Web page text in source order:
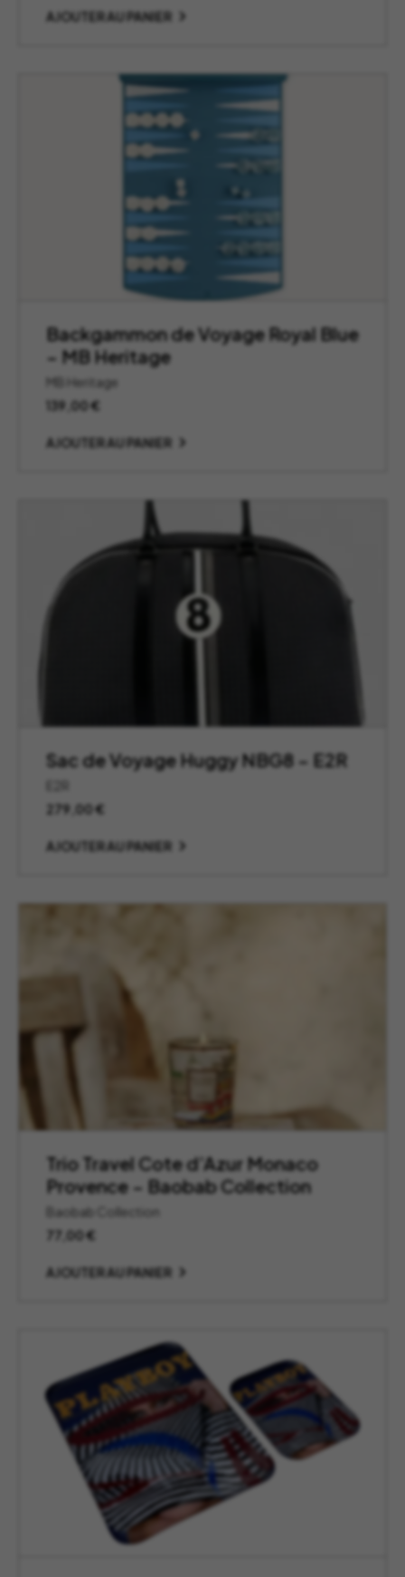
AJOUTER AU PANIER
Backgammon de Voyage Royal Blue
– MB Heritage
MB Heritage
139,00€
AJOUTER AU PANIER
Sac de Voyage Huggy NBG8 – E2R
279,00€
AJOUTER AU PANIER
Trio Travel Cote d’Azur Monaco
Provence – Baobab Collection
Baobab Collection
77,00€
AJOUTER AU PANIER